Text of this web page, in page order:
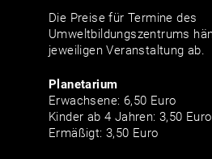
Die Preise für Termine des
Umweltbildungszentrums
jeweiligen Veranstaltung ab.
Planetarium
Erwachsene: 6,50 Euro
Kinder ab 4 Jahren: 3,50 Euro
Ermäßigt: 3,50 Euro